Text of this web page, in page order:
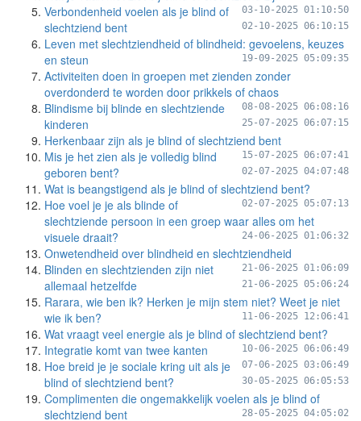
03-10-2025 01:10:50
Verbondenheid voelen als je blind of
slechtziend bent
02-10-2025 06:10:15
Leven met slechtziendheid of blindheid: gevoelens, keuzes
en steun
19-09-2025 05:09:35
Activiteiten doen in groepen met zienden zonder
overdonderd te worden door prikkels of chaos
08-08-2025 06:08:16
Blindisme bij blinde en slechtziende
kinderen
25-07-2025 06:07:15
Herkenbaar zijn als je blind of slechtziend bent
15-07-2025 06:07:41
Mis je het zien als je volledig blind
geboren bent?
02-07-2025 04:07:48
Wat is beangstigend als je blind of slechtziend bent?
02-07-2025 05:07:13
Hoe voel je je als blinde of
slechtziende persoon in een groep waar alles om het
visuele draait?
24-06-2025 01:06:32
Onwetendheid over blindheid en slechtziendheid
21-06-2025 01:06:09
Blinden en slechtzienden zijn niet
allemaal hetzelfde
21-06-2025 05:06:24
Rarara, wie ben ik? Herken je mijn stem niet? Weet je niet
wie ik ben?
11-06-2025 12:06:41
Wat vraagt veel energie als je blind of slechtziend bent?
10-06-2025 06:06:49
Integratie komt van twee kanten
07-06-2025 03:06:49
Hoe breid je je sociale kring uit als je
blind of slechtziend bent?
30-05-2025 06:05:53
Complimenten die ongemakkelijk voelen als je blind of
slechtziend bent
28-05-2025 04:05:02